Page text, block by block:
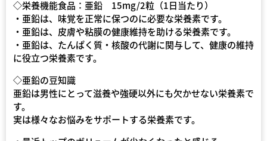
◇栄養機能食品：亜鉛 15mg/2粒（1日当たり）
・亜鉛は、味覚を正常に保つのに必要な栄養素です。
・亜鉛は、皮膚や粘膜の健康維持を助ける栄養素です。
・亜鉛は、たんぱく質・核酸の代謝に関与して、健康の維持
に役立つ栄養素です。
◇亜鉛の豆知識
亜鉛は男性にとって滋養や強硬以外にも欠かせない栄養素で
す。
実は様々なお悩みをサポートする栄養素です。